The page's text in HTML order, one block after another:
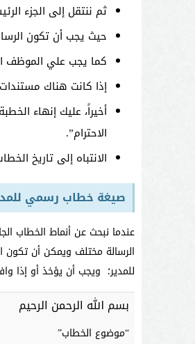
ثم ننتقل إلى الجزء
حيث يجب أن تكون
كما يجب علي الموظف
إذا كانت هناك مستندات
أخيراً، عليك إنهاء
الاحترام”.
الانتباه إلى تاريخ
صيغة خطاب رسمي
عندما نبحث عن أنماط الخطاب
الرسالة مختلف ويمكن أن تكون
للمدير؛ ويجب أن يؤخذ أو إذا
بسم الله الرحمن الرحيم
“موضوع الخطاب”